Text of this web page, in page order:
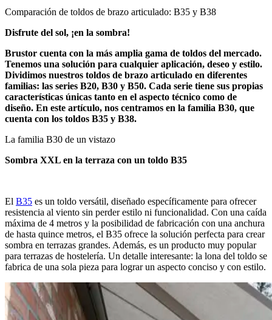
Comparación de toldos de brazo articulado: B35 y B38
Disfrute del sol, ¡en la sombra!
Brustor cuenta con la más amplia gama de toldos del mercado.
Tenemos una solución para cualquier aplicación, deseo y estilo.
Dividimos nuestros toldos de brazo articulado en diferentes
familias: las series B20, B30 y B50. Cada serie tiene sus propias
características únicas tanto en el aspecto técnico como de
diseño. En este artículo, nos centramos en la familia B30, que
cuenta con los toldos B35 y B38.
La familia B30 de un vistazo
Sombra XXL en la terraza con un toldo B35
El B35 es un toldo versátil, diseñado específicamente para ofrecer
resistencia al viento sin perder estilo ni funcionalidad. Con una caída
máxima de 4 metros y la posibilidad de fabricación con una anchura
de hasta quince metros, el B35 ofrece la solución perfecta para crear
sombra en terrazas grandes. Además, es un producto muy popular
para terrazas de hostelería. Un detalle interesante: la lona del toldo se
fabrica de una sola pieza para lograr un aspecto conciso y con estilo.